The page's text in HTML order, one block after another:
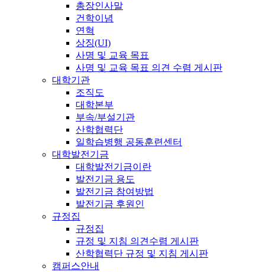
총장인사말
건학이념
연혁
상징(UI)
사명 및 교육 목표
사명 및 교육 목표 의견 수렴 게시판
대학기관
조직도
대학본부
부속/부설기관
산학협력단
일학습병행 공동훈련센터
대학발전기금
대학발전기금이란
발전기금 용도
발전기금 참여방법
발전기금 후원인
규정집
규정집
규정 및 지침 의견수렴 게시판
산학협력단 규정 및 지침 게시판
캠퍼스안내